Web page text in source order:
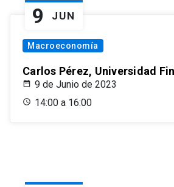
9 JUN
Macroeconomía
Carlos Pérez, Universidad
9 de Junio de 2023
14:00 a 16:00